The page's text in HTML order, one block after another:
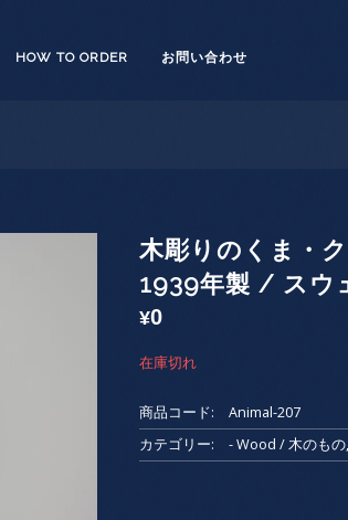
HOW TO ORDER お問い合わせ
木彫りのくま・
1939年製 / スウ
¥0
在庫切れ
商品コード:
Animal-207
カテゴリー:
- Wood / 木のもの,